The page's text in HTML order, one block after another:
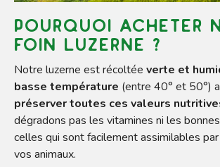
Pourquoi acheter
foin Luzerne ?
Notre luzerne est récoltée verte et
basse température (entre 40° et 50°)
préserver toutes ces valeurs
dégradons pas les vitamines ni les
celles qui sont facilement assimilables par
vos animaux.